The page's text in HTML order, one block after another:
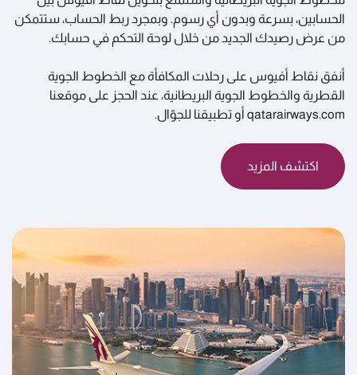
الحسابين، بسرعة وبدون أي رسوم. وبمجرد ربط الحساب، ستتمكن
من عرض رصيدك الجديد من خلال لوحة التحكم في حسابك.
أنفق نقاط أفيوس على رحلات المكافأة مع الخطوط الجوية
القطرية والخطوط الجوية البريطانية، عند الحجز على موقعنا
qatarairways.com أو تطبيقنا للجوّال.
اكتشف المزيد